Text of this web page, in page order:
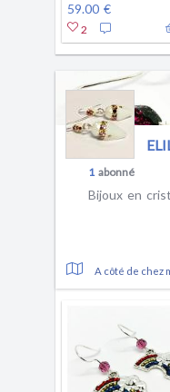
59.00 €
2
1abonné
Bijoux en
A côté de chez